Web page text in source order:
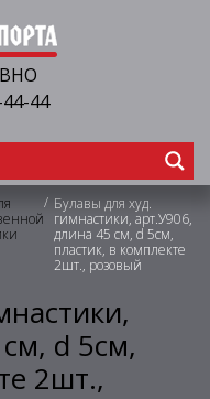
44
/ Булавы для худ.
гимнастики, арт.У906,
длина 45 см, d 5см,
пластик, в комплекте
2шт., розовый
d 5см,
2шт.,